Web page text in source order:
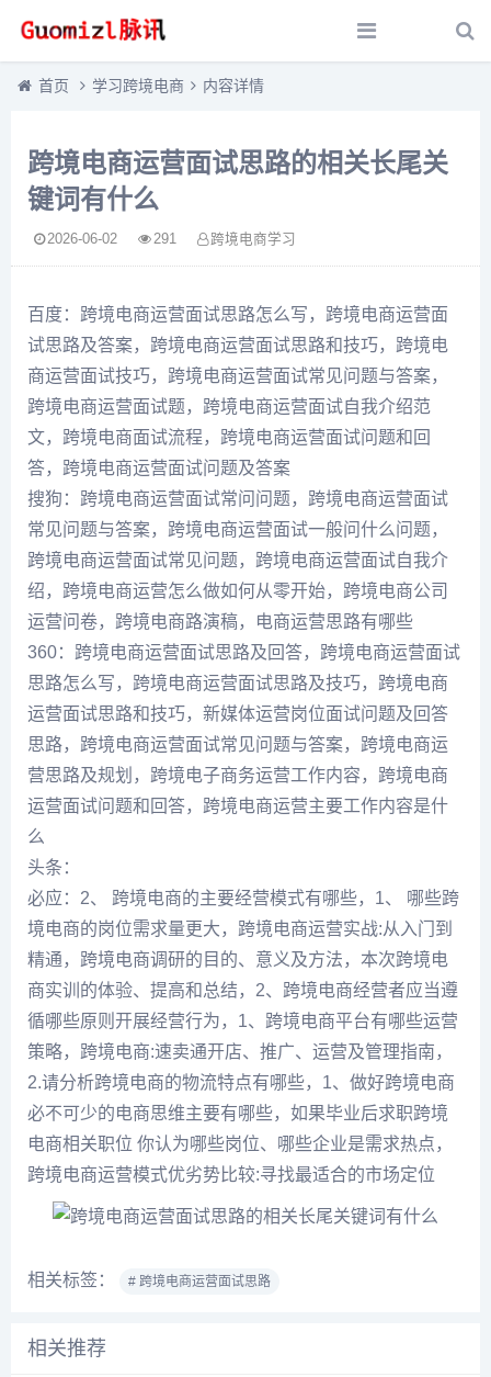
首页 学习跨境电商 内容详情
跨境电商运营面试思路的相关长尾关
键词有什么
2026-06-02 291 跨境电商学习
百度：跨境电商运营面试思路怎么写，跨境电商运营面
试思路及答案，跨境电商运营面试思路和技巧，跨境电
商运营面试技巧，跨境电商运营面试常见问题与答案，
跨境电商运营面试题，跨境电商运营面试自我介绍范
文，跨境电商面试流程，跨境电商运营面试问题和回
答，跨境电商运营面试问题及答案
搜狗：跨境电商运营面试常问问题，跨境电商运营面试
常见问题与答案，跨境电商运营面试一般问什么问题，
跨境电商运营面试常见问题，跨境电商运营面试自我介
绍，跨境电商运营怎么做如何从零开始，跨境电商公司
运营问卷，跨境电商路演稿，电商运营思路有哪些
360：跨境电商运营面试思路及回答，跨境电商运营面试
思路怎么写，跨境电商运营面试思路及技巧，跨境电商
运营面试思路和技巧，新媒体运营岗位面试问题及回答
思路，跨境电商运营面试常见问题与答案，跨境电商运
营思路及规划，跨境电子商务运营工作内容，跨境电商
运营面试问题和回答，跨境电商运营主要工作内容是什
么
头条：
必应：2、 跨境电商的主要经营模式有哪些，1、 哪些跨
境电商的岗位需求量更大，跨境电商运营实战:从入门到
精通，跨境电商调研的目的、意义及方法，本次跨境电
商实训的体验、提高和总结，2、跨境电商经营者应当遵
循哪些原则开展经营行为，1、跨境电商平台有哪些运营
策略，跨境电商:速卖通开店、推广、运营及管理指南，
2.请分析跨境电商的物流特点有哪些，1、做好跨境电商
必不可少的电商思维主要有哪些，如果毕业后求职跨境
电商相关职位 你认为哪些岗位、哪些企业是需求热点，
跨境电商运营模式优劣势比较:寻找最适合的市场定位
相关标签： # 跨境电商运营面试思路
相关推荐